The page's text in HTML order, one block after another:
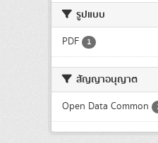
รูปแบบ
PDF 1
สัญญาอนุญาต
Open Data Common